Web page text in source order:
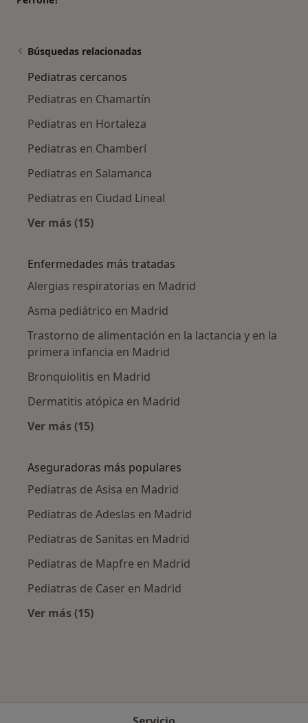
Búsquedas relacionadas
Pediatras cercanos
Pediatras en Chamartín
Pediatras en Hortaleza
Pediatras en Chamberí
Pediatras en Salamanca
Pediatras en Ciudad Lineal
Ver más (15)
Enfermedades más tratadas
Alergias respiratorias en Madrid
Asma pediátrico en Madrid
Trastorno de alimentación en la lactancia y en la
primera infancia en Madrid
Bronquiolitis en Madrid
Dermatitis atópica en Madrid
Ver más (15)
Aseguradoras más populares
Pediatras de Asisa en Madrid
Pediatras de Adeslas en Madrid
Pediatras de Sanitas en Madrid
Pediatras de Mapfre en Madrid
Pediatras de Caser en Madrid
Ver más (15)